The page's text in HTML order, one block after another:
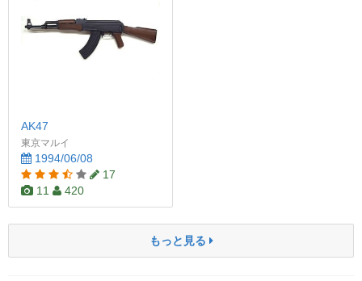
AK47
東京マルイ
1994/06/08
17
11
420
もっと見る